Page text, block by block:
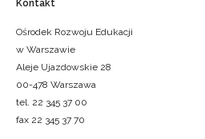
Kontakt
Ośrodek Rozwoju Edukacji
w Warszawie
Aleje Ujazdowskie 28
00-478 Warszawa
tel. 22 345 37 00
fax 22 345 37 70